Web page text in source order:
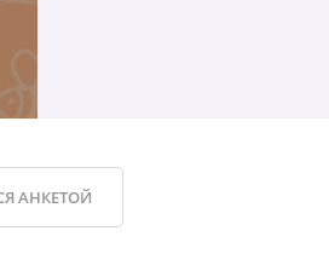
АНКЕТОЙ